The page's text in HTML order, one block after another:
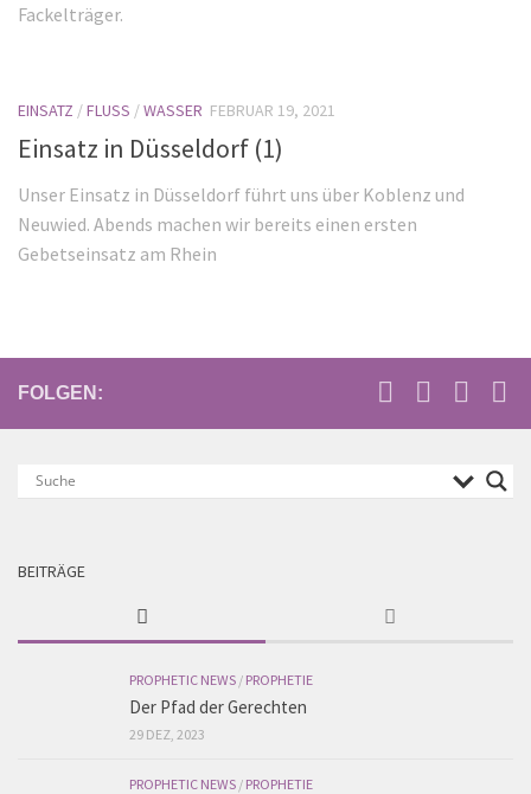
Fackelträger.
EINSATZ /FLUSS /WASSER FEBRUAR 19, 2021
Einsatz in Düsseldorf (1)
Unser Einsatz in Düsseldorf führt uns über Koblenz und
Neuwied. Abends machen wir bereits einen ersten
Gebetseinsatz am Rhein
FOLGEN:
BEITRÄGE
PROPHETIC NEWS / PROPHETIE
Der Pfad der Gerechten
29 DEZ, 2023
PROPHETIC NEWS / PROPHETIE